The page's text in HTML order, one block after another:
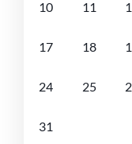
10 11
17 18
24 25
31